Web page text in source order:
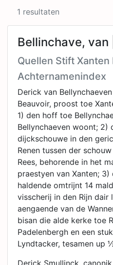
1 resultaten
Bellinchave,
Quellen Stift Xanten
Achternamenindex
Derick van
Beauvoir, proost toe
1) den hoff toe
Bellynchaeven woont; 2)
dijckschouwe in den
Renen tussen der
Rees, behorende in het
praestyen van Xanten; 3)
haldende omtrijnt 14
visscherij in den Rijn dair
aengaende van de
bisan die alde kerke toe
Padelenbergh en een
Lyndtacker, tesamen up
Derick Smullinck,